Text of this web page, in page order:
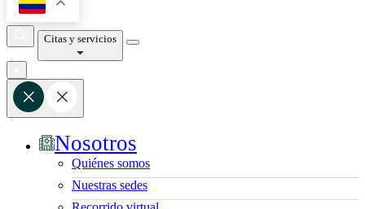
Citas y servicios
Nosotros
Quiénes somos
Nuestras sedes